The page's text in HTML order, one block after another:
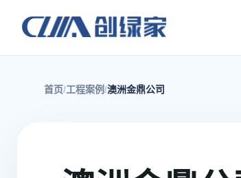
首页 工程案例 澳洲金鼎公司